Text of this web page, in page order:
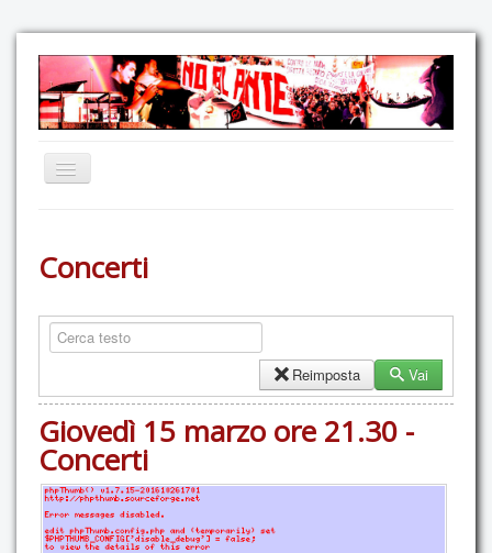
Comunicazione
GAS Felce & Mirtillo
Ricostruiamo il Cartella!
Mediateca
Autoproduzioni
Contatti
Concerti
Vai
Reimposta
Giovedì 15 marzo ore 21.30 -
Concerti